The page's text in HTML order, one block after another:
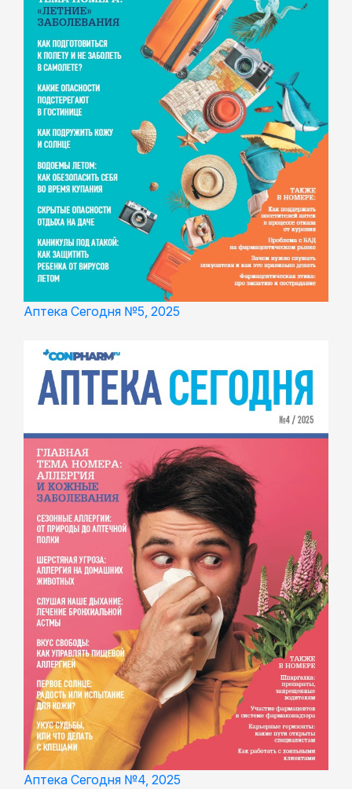
Аптека Сегодня №5, 2025
Аптека Сегодня №4, 2025